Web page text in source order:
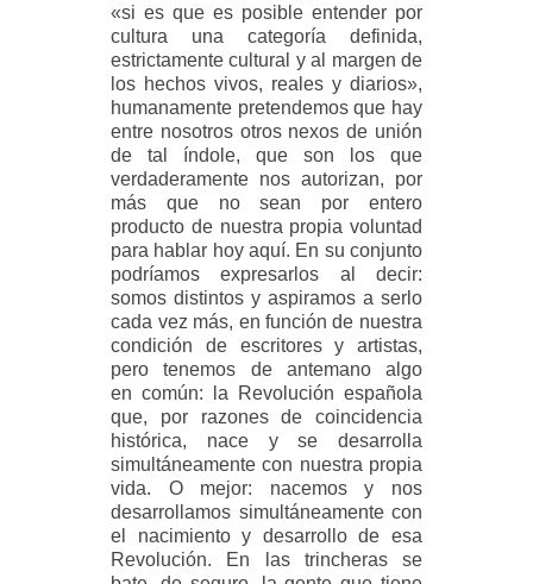
«si es que es posible entender por
cultura una categoría definida,
estrictamente cultural y al margen de
los hechos vivos, reales y diarios»,
humanamente pretendemos que hay
entre nosotros otros nexos de unión
de tal índole, que son los que
verdaderamente nos autorizan, por
más que no sean por entero
producto de nuestra propia voluntad
para hablar hoy aquí. En su conjunto
podríamos expresarlos al decir:
somos distintos y aspiramos a serlo
cada vez más, en función de nuestra
condición de escritores y artistas,
pero tenemos de antemano algo
en común: la Revolución española
que, por razones de coincidencia
histórica, nace y se desarrolla
simultáneamente con nuestra propia
vida. O mejor: nacemos y nos
desarrollamos simultáneamente con
el nacimiento y desarrollo de esa
Revolución. En las trincheras se